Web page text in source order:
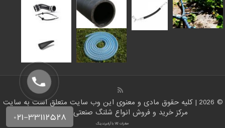
© 2026 | کلیه حقوق مادی و معنوی این وب سایت متعلق است به سایت
مرکز خرید و فروش انواع شلنگ صنعتی | شلنگ من
صادرات کالا با آرادبرندینگ